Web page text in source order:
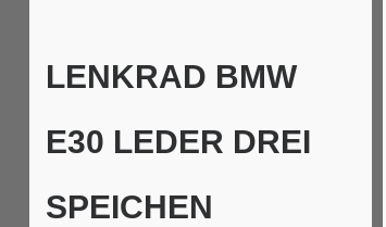
LENKRAD BMW
E30 LEDER DREI
SPEICHEN